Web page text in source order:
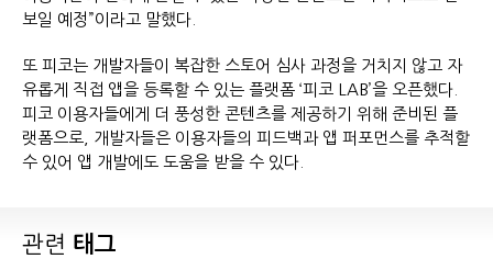
보일 예정”이라고 말했다.
또 피코는 개발자들이 복잡한 스토어 심사 과정을 거치지 않고 자
유롭게 직접 앱을 등록할 수 있는 플랫폼 ‘피코 LAB’을 오픈했다.
피코 이용자들에게 더 풍성한 콘텐츠를 제공하기 위해 준비된 플
랫폼으로, 개발자들은 이용자들의 피드백과 앱 퍼포먼스를 추적할
수 있어 앱 개발에도 도움을 받을 수 있다.
관련 태그